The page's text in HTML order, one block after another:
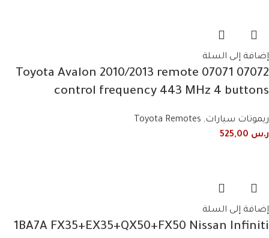
إضافة إلى السلة
07072 07071 Toyota Avalon 2010/2013 remote
control frequency 443 MHz 4 buttons
ريموتات سيارات,
Toyota Remotes
ر.س
إضافة إلى السلة
1BA7A FX35+EX35+QX50+FX50 Nissan Infiniti